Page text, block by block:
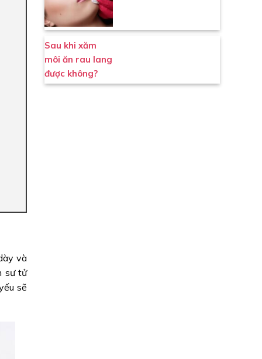
và
sư tử
sẽ
Sau khi xăm
môi ăn rau lang
được không?